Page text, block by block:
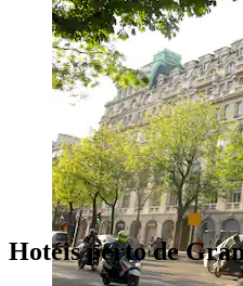
Hotéis perto de